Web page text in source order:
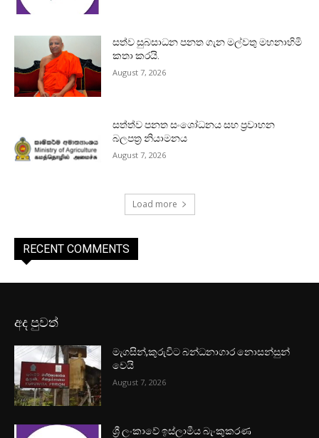
සත්ව සුබසාධන පනත ගැන මල්වතු මහනාහිමි
කතා කරයි.
August 7, 2026
සත්ත්ව පනත සංශෝධනය සහ ප්‍රවාහන
බලපත්‍ර නියාමනය
August 7, 2026
Load more
RECENT COMMENTS
අද පුවත්
මැගසින්,කුරුවිට බන්ධනාගාර නොසන්සුන්
වෙයි
August 7, 2026
ශ්‍රී ලංකාවේ ඉස්ලාමීය බැංකුකරණ